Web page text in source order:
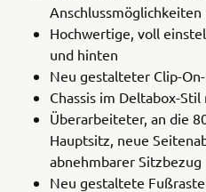
Anschlussmöglichkeiten
Hochwertige, voll
und hinten
Neu gestalteter Clip-
Chassis im Deltabox-
Überarbeiteter, an die
Hauptsitz, neue
abnehmbarer Sitzbezug
Neu gestaltete